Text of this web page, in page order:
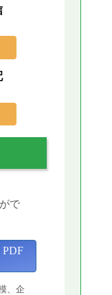
で
、企